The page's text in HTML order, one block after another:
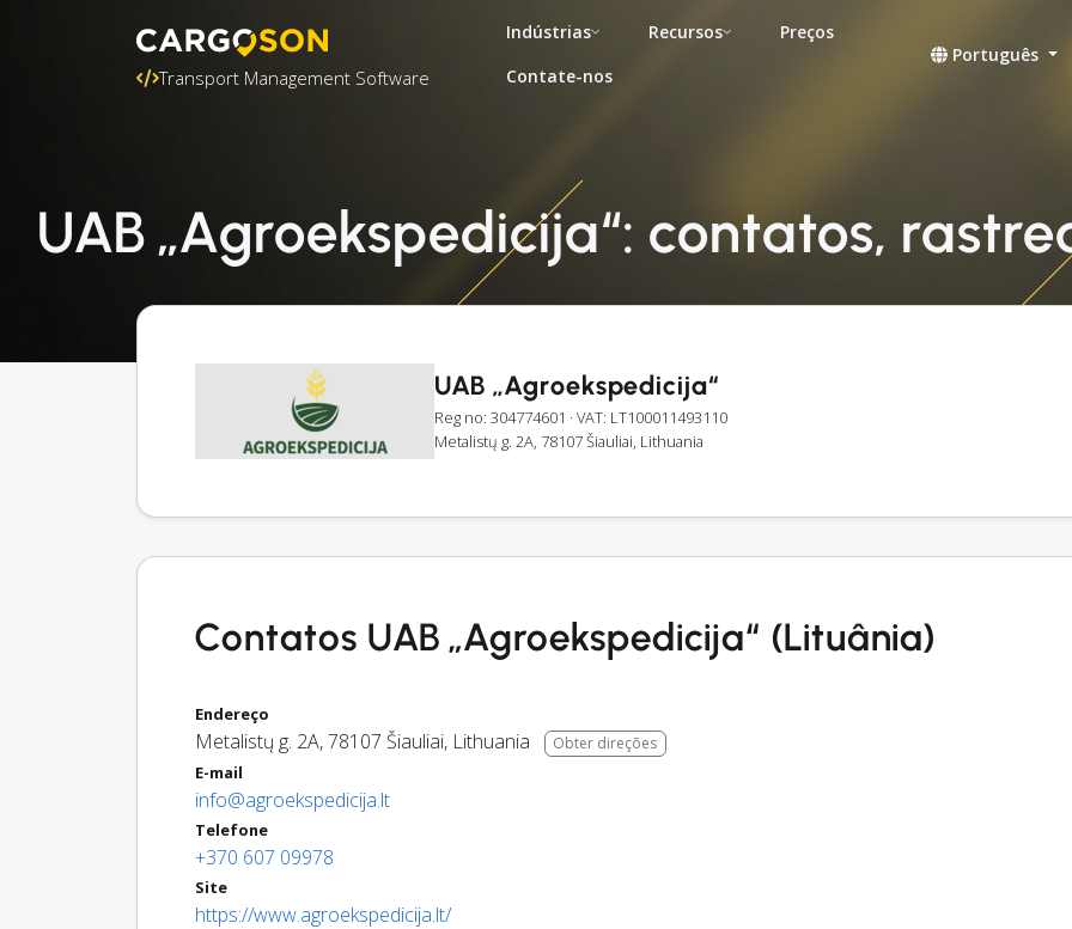
Transport Management Software
Indústrias Recursos
Preços
Contate-nos
Português
UAB „Agroekspedicija“: contatos,
UAB „Agroekspedicija“
Reg no: 304774601 · VAT: LT100011493110
Metalistų g. 2A, 78107 Šiauliai, Lithuania
Contatos UAB „Agroekspedicija“ (Lituânia)
Endereço
Metalistų g. 2A,78107 Šiauliai, Lithuania Obter direções
E-mail
info@agroekspedicija.lt
Telefone
+370 607 09978
Site
https://www.agroekspedicija.lt/